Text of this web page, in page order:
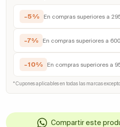
-5% En compras superiores a
-7% En compras superiores a
-10% En compras superiores a
* Cupones aplicables en todas las marcas excepto
Compartir este